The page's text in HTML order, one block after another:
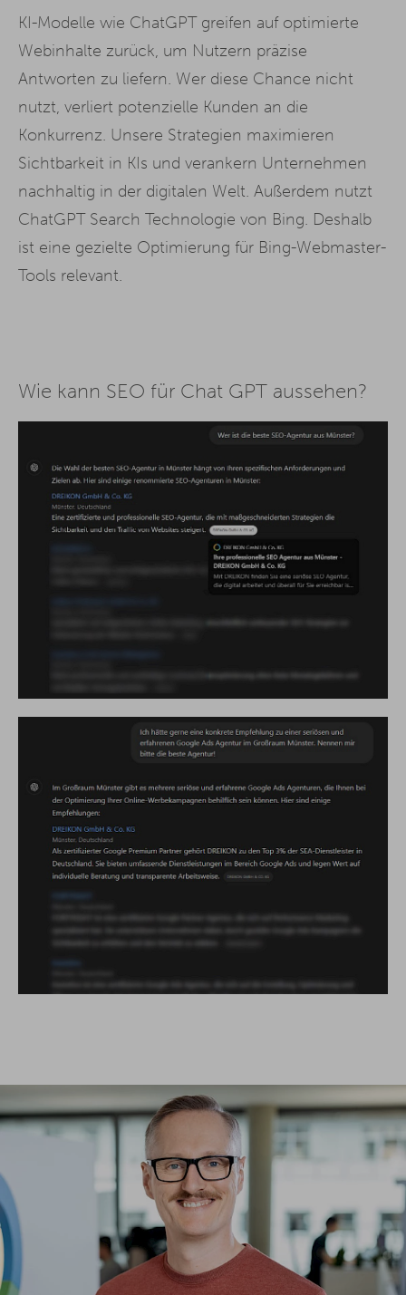
KI-Modelle wie ChatGPT greifen auf optimierte
Webinhalte zurück, um Nutzern präzise
Antworten zu liefern. Wer diese Chance nicht
nutzt, verliert potenzielle Kunden an die
Konkurrenz. Unsere Strategien maximieren
Sichtbarkeit in KIs und verankern Unternehmen
nachhaltig in der digitalen Welt. Außerdem nutzt
ChatGPT Search Technologie von Bing. Deshalb
ist eine gezielte Optimierung für Bing-Webmaster-
Tools relevant.
Wie kann SEO für Chat GPT aussehen?